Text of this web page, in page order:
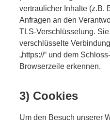
vertraulicher Inhalte (z.B.
Anfragen an den
TLS-Verschlüsselung.
verschlüsselte
„https://“ und dem
Browserzeile erkennen.
3) Cookies
Um den Besuch unserer